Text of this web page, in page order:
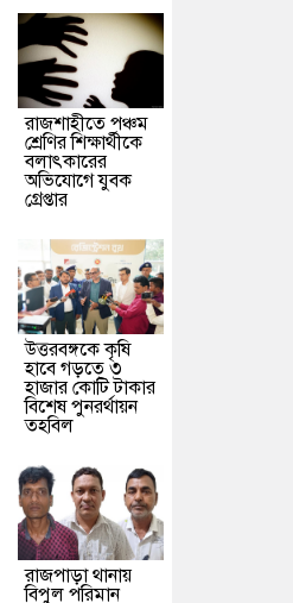
রাজশাহীতে পঞ্চম
শ্রেণির শিক্ষার্থীকে
বলাৎকারের
অভিযোগে যুবক
গ্রেপ্তার
উত্তরবঙ্গকে কৃষি
হাবে গড়তে ৩
হাজার কোটি টাকার
বিশেষ পুনরর্থায়ন
তহবিল
রাজপাড়া থানায়
বিপুল পরিমান